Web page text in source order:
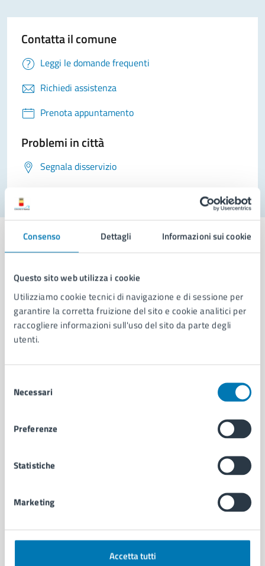
Consenso Dettagli Informazioni sui cookie
Questo sito web utilizza i cookie
Utilizziamo cookie tecnici di navigazione e di sessione per
garantire la corretta fruizione del sito e cookie analitici per
raccogliere informazioni sull'uso del sito da parte degli
utenti.
delNecessari
Preferenze
Statistiche
Marketing
Accetta tutti
Contatta il comune
Leggi le domande frequenti
Richiedi assistenza
Prenota appuntamento
Problemi in città
Segnala disservizio
Comune di Napoli
AMMINISTRAZIONE
Aree amministrative
Enti e fondazioni
Personale amministrativo
Documenti e dati
Ambiente
Autorizzazioni